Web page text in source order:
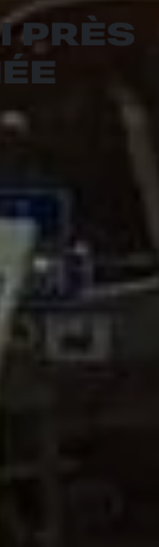
PRÈS